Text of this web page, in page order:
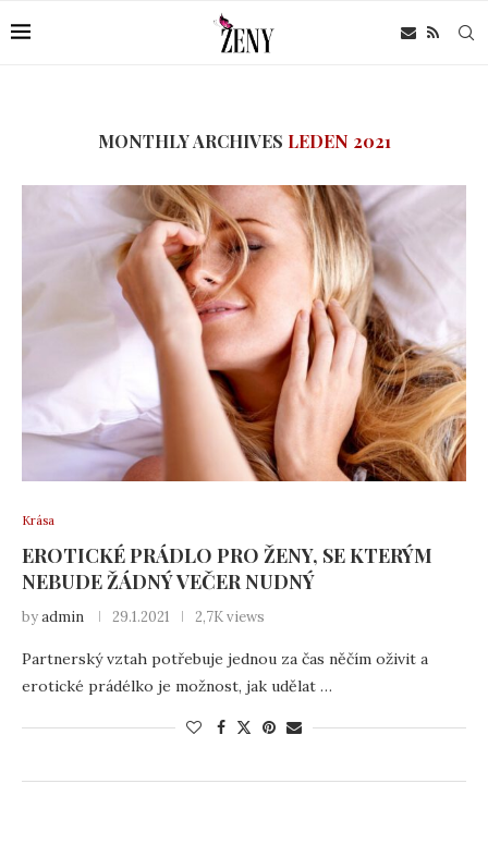
MONTHLY ARCHIVES LEDEN 2021
Krása
EROTICKÉ PRÁDLO PRO ŽENY, SE KTERÝM
NEBUDE ŽÁDNÝ VEČER NUDNÝ
byadmin 29.1.2021 2,7K views
Partnerský vztah potřebuje jednou za čas něčím oživit a
erotické prádélko je možnost, jak udělat …